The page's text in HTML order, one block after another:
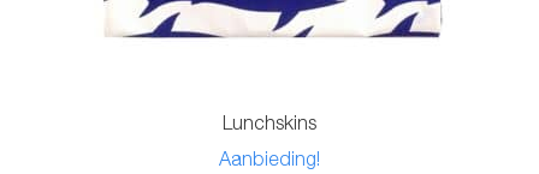
Lunchskins
Aanbieding!